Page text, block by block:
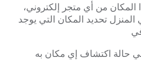
من أي متجر إلكتروني،
تحديد المكان التي يوجد
حالة اكتشاف إي مكان به